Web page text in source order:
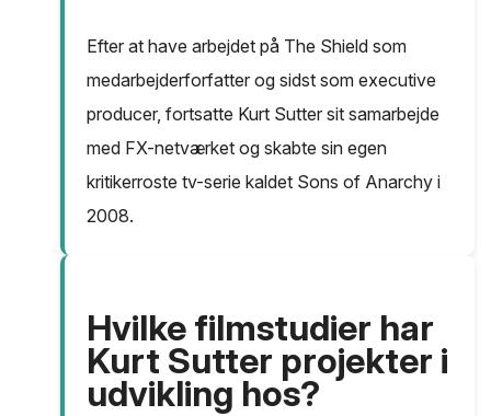
Efter at have arbejdet på The Shield som
medarbejderforfatter og sidst som executive
producer, fortsatte Kurt Sutter sit samarbejde
med FX-netværket og skabte sin egen
kritikerroste tv-serie kaldet Sons of Anarchy i
2008.
Hvilke filmstudier har
Kurt Sutter projekter i
udvikling hos?